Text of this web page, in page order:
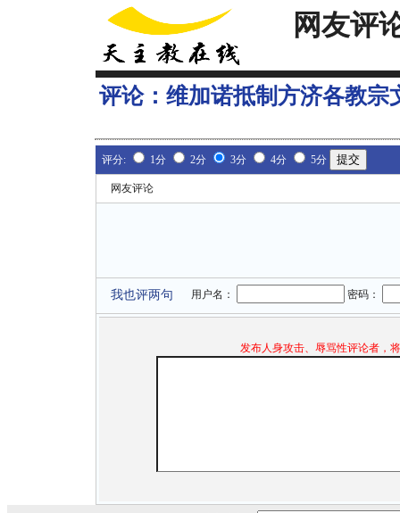
网友评
评论： 维加诺抵制方济各教宗
评分: 1分 2分 3分 4分 5分
网友评论
我也评两句 用户名： 密码：
发布人身攻击、辱骂性评论者，